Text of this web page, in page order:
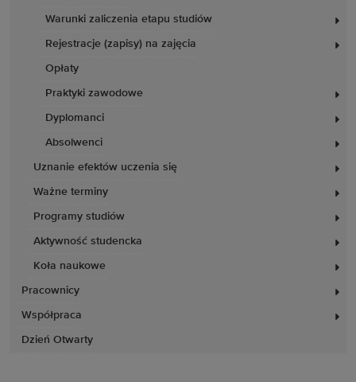
Warunki zaliczenia etapu studiów
Rejestracje (zapisy) na zajęcia
Opłaty
Praktyki zawodowe
Dyplomanci
Absolwenci
Uznanie efektów uczenia się
Ważne terminy
Programy studiów
Aktywność studencka
Koła naukowe
Pracownicy
Współpraca
Dzień Otwarty